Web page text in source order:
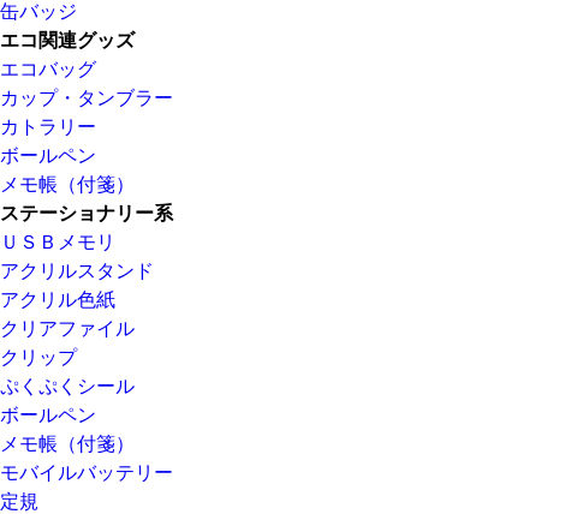
缶バッジ
エコ関連グッズ
エコバッグ
カップ・タンブラー
カトラリー
ボールペン
メモ帳（付箋）
ステーショナリー系
ＵＳＢメモリ
アクリルスタンド
アクリル色紙
クリアファイル
クリップ
ぷくぷくシール
ボールペン
メモ帳（付箋）
モバイルバッテリー
定規